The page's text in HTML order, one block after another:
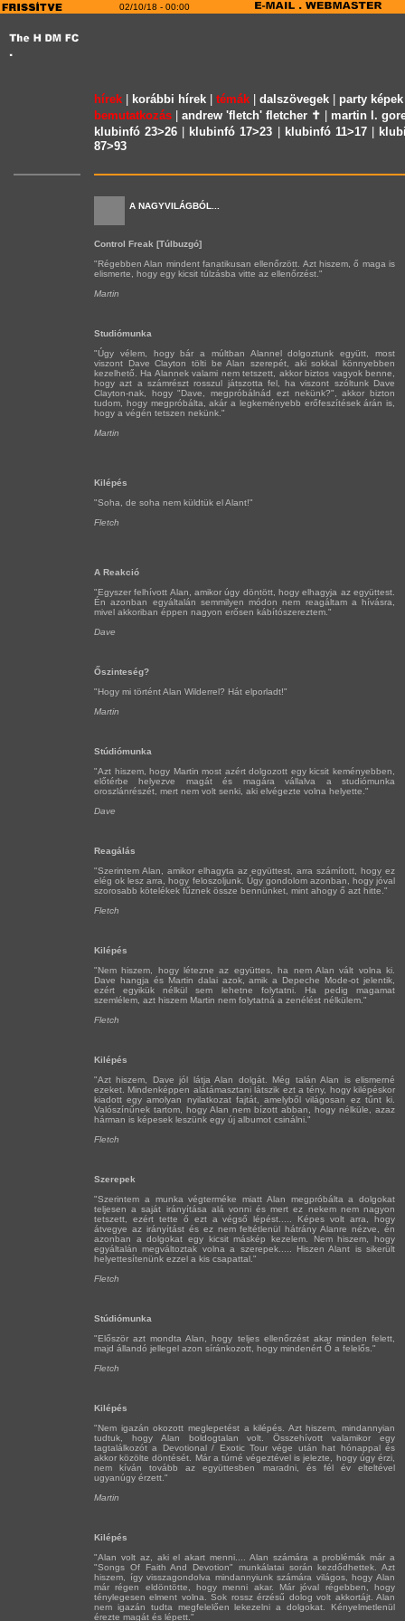
02/10/18 - 00:00
hírek korábbi hírek témák dalszövegek
party képek
bemutatkozás
andrew 'fletch' fletcher ✝
martin l.
klubinfó 23>26
klubinfó 17>23 klubinfó 11>17
87>93
A NAGYVILÁGBÓL...
Control Freak [Túlbuzgó]
"Régebben Alan mindent fanatikusan ellenőrzött. Azt hiszem, ő maga is
elismerte, hogy egy kicsit túlzásba vitte az ellenőrzést."
Martin
Studiómunka
"Úgy vélem, hogy bár a múltban Alannel dolgoztunk együtt, most
viszont Dave Clayton tölti be Alan szerepét, aki sokkal könnyebben
kezelhető. Ha Alannek valami nem tetszett, akkor biztos vagyok benne,
hogy azt a számrészt rosszul játszotta fel, ha viszont szóltunk Dave
Clayton-nak, hogy "Dave, megpróbálnád ezt nekünk?", akkor bizton
tudom, hogy megpróbálta, akár a legkeményebb erőfeszítések árán is,
hogy a végén tetszen nekünk."
Martin
Kilépés
"Soha, de soha nem küldtük el Alant!"
Fletch
A Reakció
"Egyszer felhívott Alan, amikor úgy döntött, hogy elhagyja az együttest.
Én azonban egyáltalán semmilyen módon nem reagáltam a hívásra,
mivel akkoriban éppen nagyon erősen kábítószereztem."
Dave
Őszinteség?
"Hogy mi történt Alan Wilderrel? Hát elporladt!"
Martin
Stúdiómunka
"Azt hiszem, hogy Martin most azért dolgozott egy kicsit keményebben,
előtérbe helyezve magát és magára vállalva a studiómunka
oroszlánrészét, mert nem volt senki, aki elvégezte volna helyette."
Dave
Reagálás
"Szerintem Alan, amikor elhagyta az együttest, arra számított, hogy ez
elég ok lesz arra, hogy feloszoljunk. Úgy gondolom azonban, hogy jóval
szorosabb kötelékek fűznek össze bennünket, mint ahogy ő azt hitte."
Fletch
Kilépés
"Nem hiszem, hogy létezne az együttes, ha nem Alan vált volna ki.
Dave hangja és Martin dalai azok, amik a Depeche Mode-ot jelentik,
ezért egyikük nélkül sem lehetne folytatni. Ha pedig magamat
szemlélem, azt hiszem Martin nem folytatná a zenélést nélkülem."
Fletch
Kilépés
"Azt hiszem, Dave jól látja Alan dolgát. Még talán Alan is elismerné
ezeket. Mindenképpen alátámasztani látszik ezt a tény, hogy kilépéskor
kiadott egy amolyan nyilatkozat fajtát, amelyből világosan ez tűnt ki.
Valószínűnek tartom, hogy Alan nem bízott abban, hogy nélküle, azaz
hárman is képesek leszünk egy új albumot csinálni."
Fletch
Szerepek
"Szerintem a munka végterméke miatt Alan megpróbálta a dolgokat
teljesen a saját irányítása alá vonni és mert ez nekem nem nagyon
tetszett, ezért tette ő ezt a végső lépést..... Képes volt arra, hogy
átvegye az irányítást és ez nem feltétlenül hátrány Alanre nézve, én
azonban a dolgokat egy kicsit máskép kezelem. Nem hiszem, hogy
egyáltalán megváltoztak volna a szerepek..... Hiszen Alant is sikerült
helyettesítenünk ezzel a kis csapattal."
Fletch
Stúdiómunka
"Először azt mondta Alan, hogy teljes ellenőrzést akar minden felett,
majd állandó jellegel azon síránkozott, hogy mindenért Ő a felelős."
Fletch
Kilépés
"Nem igazán okozott meglepetést a kilépés. Azt hiszem, mindannyian
tudtuk, hogy Alan boldogtalan volt. Összehívott valamikor egy
tagtalálkozót a Devotional / Exotic Tour vége után hat hónappal és
akkor közölte döntését. Már a túrné végeztével is jelezte, hogy úgy érzi,
nem kíván tovább az együttesben maradni, és fél év elteltével
ugyanúgy érzett."
Martin
Kilépés
"Alan volt az, aki el akart menni.... Alan számára a problémák már a
"Songs Of Faith And Devotion" munkálatai során kezdődhettek. Azt
hiszem, így visszagondolva mindannyiunk számára világos, hogy Alan
már régen eldöntötte, hogy menni akar. Már jóval régebben, hogy
ténylegesen elment volna. Sok rossz érzésű dolog volt akkortájt. Alan
nem igazán tudta megfelelően lekezelni a dolgokat. Kényelmetlenül
érezte magát és lépett."